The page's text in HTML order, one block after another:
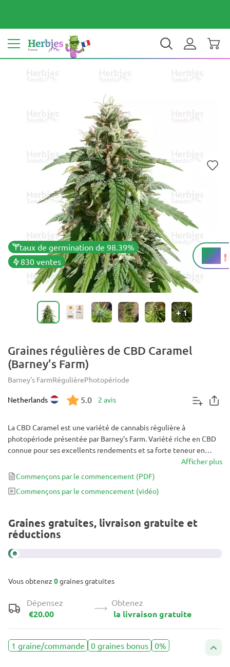
Votre pays : France € EUR FR
taux de germination de 98.39%
830 ventes
18%
THC
+1
Graines régulières de CBD Caramel
(Barney’s Farm)
Barney's FarmRégulièrePhotopériode
Netherlands 5.0 2 avis
La CBD Caramel est une variété de cannabis régulière à
photopériode présentée par Barney’s Farm. Variété riche en CBD
connue pour ses excellents rendements et sa forte teneur en
cannabinoïdes, la CBD Caramel possède une remarquable lignée
génétique brésilienne x Himalaya x Afghani x Ruderalis qui lui
permet non seulement de délivrer jusqu’à 350 g/m², mais de le
faire également en moins de 9 semaines de floraison !
Afficher plus
Commençons par le commencement (PDF)
Commençons par le commencement (vidéo)
Graines gratuites, livraison gratuite et
réductions
Vous obtenez 0graines gratuites
Dépensez
€20.00
Obtenez
la livraison gratuite
1 graine/commande 0 graines bonus 0%